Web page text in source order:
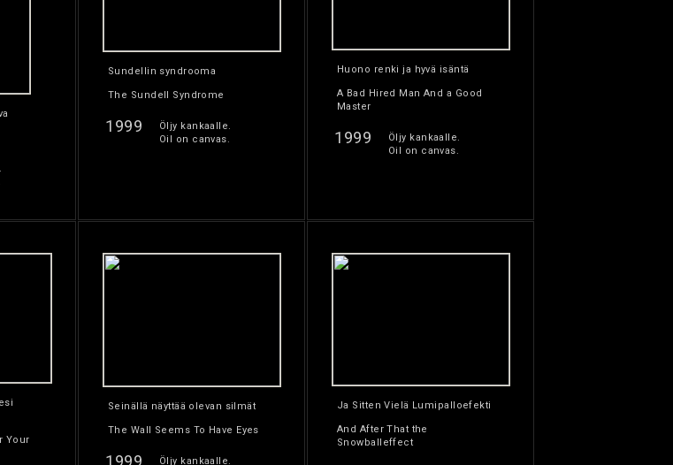
Sundellin syndrooma
The Sundell Syndrome
1999
Öljy kankaalle.
Oil on canvas.
Huono renki ja hyvä isäntä
A Bad Hired Man And a Good
Master
1999
Öljy kankaalle.
Oil on canvas.
Your
Seinällä näyttää olevan silmät
The Wall Seems To Have Eyes
1999 Öljy kankaalle.
Ja Sitten Vielä Lumipalloefekti
And After That the
Snowballeffect